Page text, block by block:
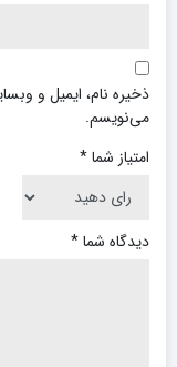
ذخیره نام، ایمیل و
می‌نویسم.
امتیاز شما*
دیدگاه شما*